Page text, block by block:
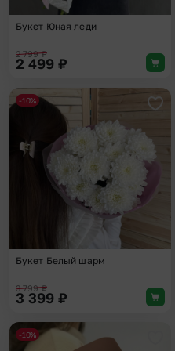
Букет Юная леди
2 799₽
2 499 ₽
-10%
Букет Белый шарм
3 799₽
3 399 ₽
-10%